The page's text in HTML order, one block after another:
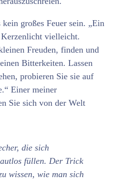
großes Feuer sein. „Ein
vielleicht.
Freuden, finden und
Bitterkeiten. Lassen
probieren Sie sie auf
Einer meiner
Sie sich von der Welt
die sich
füllen. Der Trick
wissen, wie man sich